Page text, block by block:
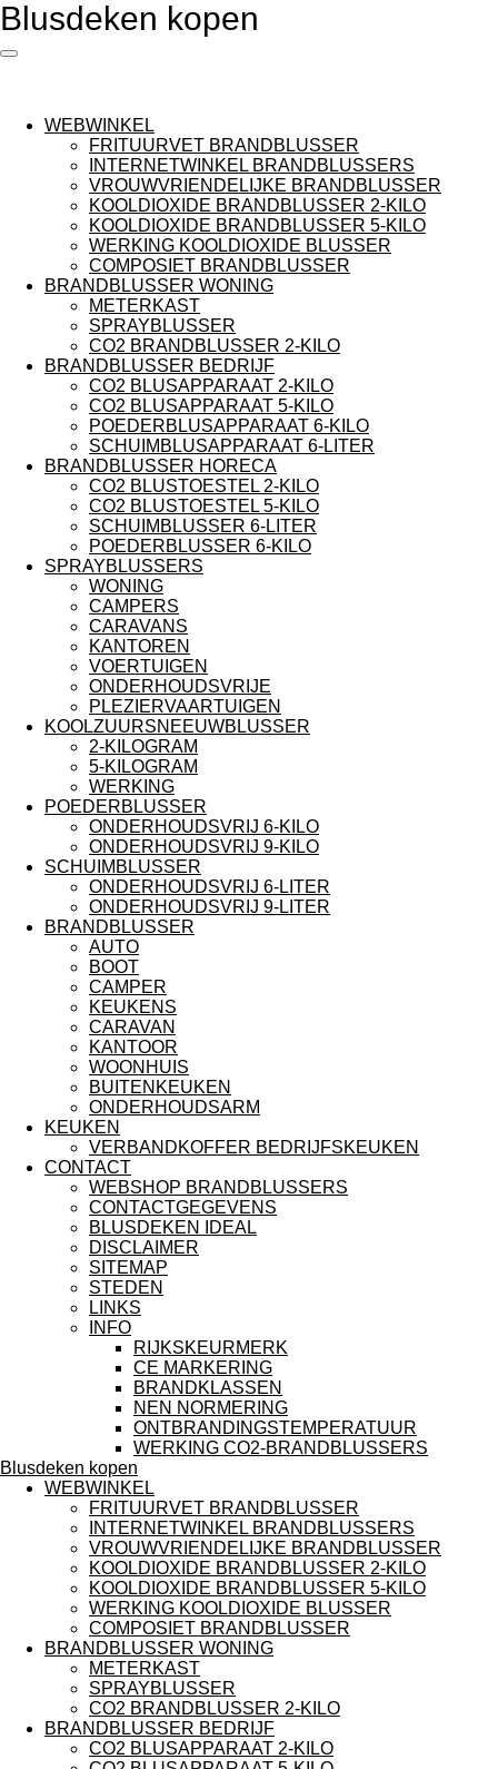
Ga
naar
Blusdeken kopen
WEBWINKEL
FRITUURVET BRANDBLUSSER
INTERNETWINKEL BRANDBLUSSERS
VROUWVRIENDELIJKE BRANDBLUSSER
KOOLDIOXIDE BRANDBLUSSER 2-KILO
KOOLDIOXIDE BRANDBLUSSER 5-KILO
WERKING KOOLDIOXIDE BLUSSER
COMPOSIET BRANDBLUSSER
BRANDBLUSSER WONING
METERKAST
SPRAYBLUSSER
CO2 BRANDBLUSSER 2-KILO
BRANDBLUSSER BEDRIJF
CO2 BLUSAPPARAAT 2-KILO
CO2 BLUSAPPARAAT 5-KILO
POEDERBLUSAPPARAAT 6-KILO
SCHUIMBLUSAPPARAAT 6-LITER
BRANDBLUSSER HORECA
CO2 BLUSTOESTEL 2-KILO
CO2 BLUSTOESTEL 5-KILO
SCHUIMBLUSSER 6-LITER
POEDERBLUSSER 6-KILO
SPRAYBLUSSERS
WONING
CAMPERS
CARAVANS
KANTOREN
VOERTUIGEN
ONDERHOUDSVRIJE
PLEZIERVAARTUIGEN
KOOLZUURSNEEUWBLUSSER
2-KILOGRAM
5-KILOGRAM
WERKING
POEDERBLUSSER
ONDERHOUDSVRIJ 6-KILO
ONDERHOUDSVRIJ 9-KILO
SCHUIMBLUSSER
ONDERHOUDSVRIJ 6-LITER
ONDERHOUDSVRIJ 9-LITER
BRANDBLUSSER
AUTO
BOOT
CAMPER
KEUKENS
CARAVAN
KANTOOR
WOONHUIS
BUITENKEUKEN
ONDERHOUDSARM
KEUKEN
VERBANDKOFFER BEDRIJFSKEUKEN
CONTACT
WEBSHOP BRANDBLUSSERS
CONTACTGEGEVENS
BLUSDEKEN IDEAL
DISCLAIMER
SITEMAP
STEDEN
LINKS
INFO
RIJKSKEURMERK
CE MARKERING
BRANDKLASSEN
NEN NORMERING
ONTBRANDINGSTEMPERATUUR
WERKING CO2-BRANDBLUSSERS
Blusdeken kopen
WEBWINKEL
FRITUURVET BRANDBLUSSER
INTERNETWINKEL BRANDBLUSSERS
VROUWVRIENDELIJKE BRANDBLUSSER
KOOLDIOXIDE BRANDBLUSSER 2-KILO
KOOLDIOXIDE BRANDBLUSSER 5-KILO
WERKING KOOLDIOXIDE BLUSSER
COMPOSIET BRANDBLUSSER
BRANDBLUSSER WONING
METERKAST
SPRAYBLUSSER
CO2 BRANDBLUSSER 2-KILO
BRANDBLUSSER BEDRIJF
CO2 BLUSAPPARAAT 2-KILO